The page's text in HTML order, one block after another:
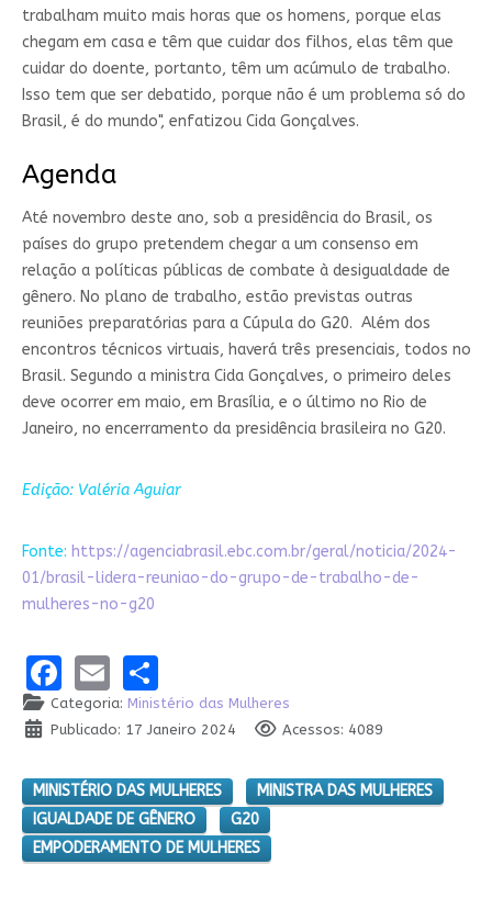
trabalham muito mais horas que os homens, porque elas
chegam em casa e têm que cuidar dos filhos, elas têm que
cuidar do doente, portanto, têm um acúmulo de trabalho.
Isso tem que ser debatido, porque não é um problema só do
Brasil, é do mundo", enfatizou Cida Gonçalves.
Agenda
Até novembro deste ano, sob a presidência do Brasil, os
países do grupo pretendem chegar a um consenso em
relação a políticas públicas de combate à desigualdade de
gênero. No plano de trabalho, estão previstas outras
reuniões preparatórias para a Cúpula do G20. Além dos
encontros técnicos virtuais, haverá três presenciais, todos no
Brasil. Segundo a ministra Cida Gonçalves, o primeiro deles
deve ocorrer em maio, em Brasília, e o último no Rio de
Janeiro, no encerramento da presidência brasileira no G20.
Edição: Valéria Aguiar
Fonte: https://agenciabrasil.ebc.com.br/geral/noticia/2024-
01/brasil-lidera-reuniao-do-grupo-de-trabalho-de-
mulheres-no-g20
Facebook
EmailShare
Categoria: Ministério das Mulheres
Publicado: 17 Janeiro 2024
Acessos: 4089
MINISTÉRIO DAS MULHERES
MINISTRA DAS MULHERES
IGUALDADE DE GÊNERO
G20
EMPODERAMENTO DE MULHERES